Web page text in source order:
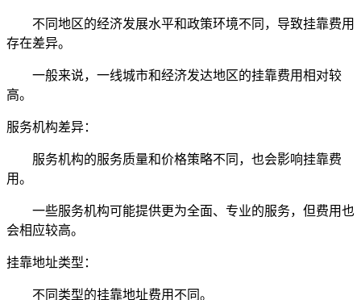
不同地区的经济发展水平和政策环境不同，导致挂靠费用
存在差异。
一般来说，一线城市和经济发达地区的挂靠费用相对较
高。
服务机构差异：
服务机构的服务质量和价格策略不同，也会影响挂靠费
用。
一些服务机构可能提供更为全面、专业的服务，但费用也
会相应较高。
挂靠地址类型：
不同类型的挂靠地址费用不同。